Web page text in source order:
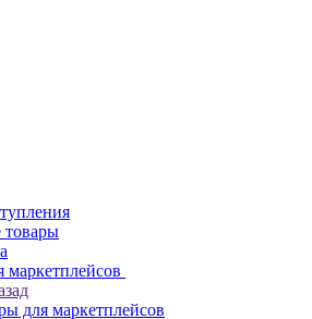
товары
маркетплейсов
для маркетплейсов